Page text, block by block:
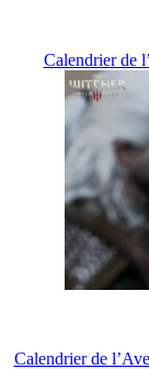
Calendrier de
Calendrier de